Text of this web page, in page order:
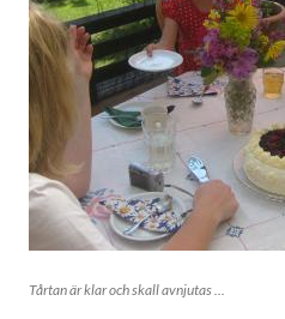
Tårtan är klar och skall avnjutas ...